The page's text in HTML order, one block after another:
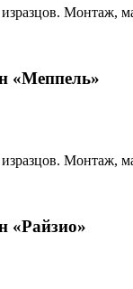
Монтаж,
«Меппель»
Монтаж,
«Райзио»